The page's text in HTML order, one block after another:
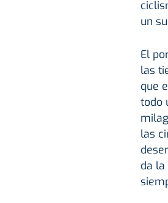
un
El
las
que
todo
las
da